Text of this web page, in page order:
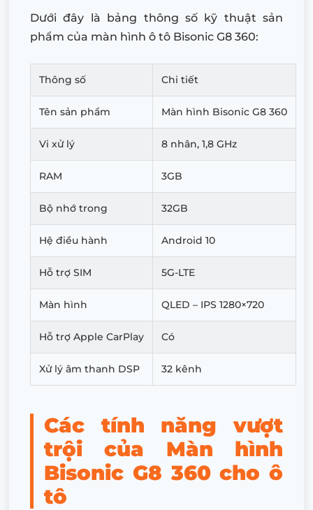
Dưới đây là bảng thông số kỹ thuật sản
phẩm của màn hình ô tô Bisonic G8 360:
Thông số Chi tiết
Tên sản phẩm Màn hình Bisonic G8 360
Vi xử lý 8 nhân, 1,8 GHz
RAM 3GB
Bộ nhớ trong 32GB
Hệ điều hành Android 10
Hỗ trợ SIM 5G-LTE
Màn hình QLED – IPS 1280×720
Hỗ trợ Apple CarPlay Có
Xử lý âm thanh DSP 32 kênh
Các tính năng vượt
trội của Màn hình
Bisonic G8 360 cho ô
tô